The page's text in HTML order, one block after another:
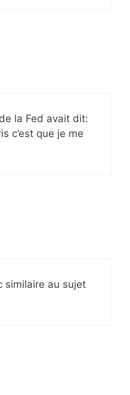
la Fed avait dit:
c’est que je me
similaire au sujet